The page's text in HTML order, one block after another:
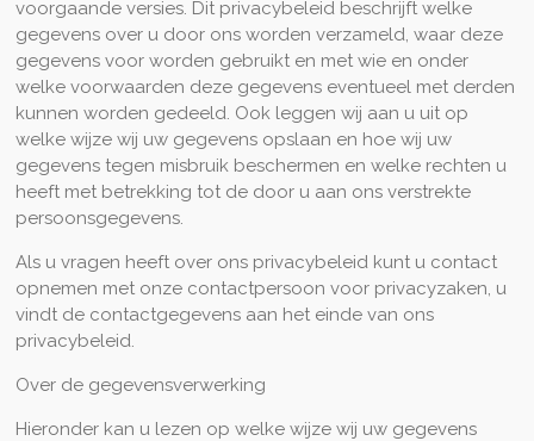
voorgaande versies. Dit privacybeleid beschrijft welke
gegevens over u door ons worden verzameld, waar deze
gegevens voor worden gebruikt en met wie en onder
welke voorwaarden deze gegevens eventueel met derden
kunnen worden gedeeld. Ook leggen wij aan u uit op
welke wijze wij uw gegevens opslaan en hoe wij uw
gegevens tegen misbruik beschermen en welke rechten u
heeft met betrekking tot de door u aan ons verstrekte
persoonsgegevens.
Als u vragen heeft over ons privacybeleid kunt u contact
opnemen met onze contactpersoon voor privacyzaken, u
vindt de contactgegevens aan het einde van ons
privacybeleid.
Over de gegevensverwerking
Hieronder kan u lezen op welke wijze wij uw gegevens